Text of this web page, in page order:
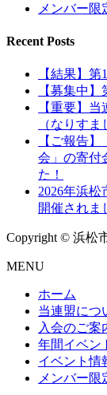
メンバー限
Recent Posts
【結果】
【募集中
【重要】
（なりす
【ご報告
会」の寄付
た！
2026年浜
開催されま
Copyright © 浜松
MENU
ホーム
当連盟につ
入会のご案
年間イベン
イベント情
メンバー限